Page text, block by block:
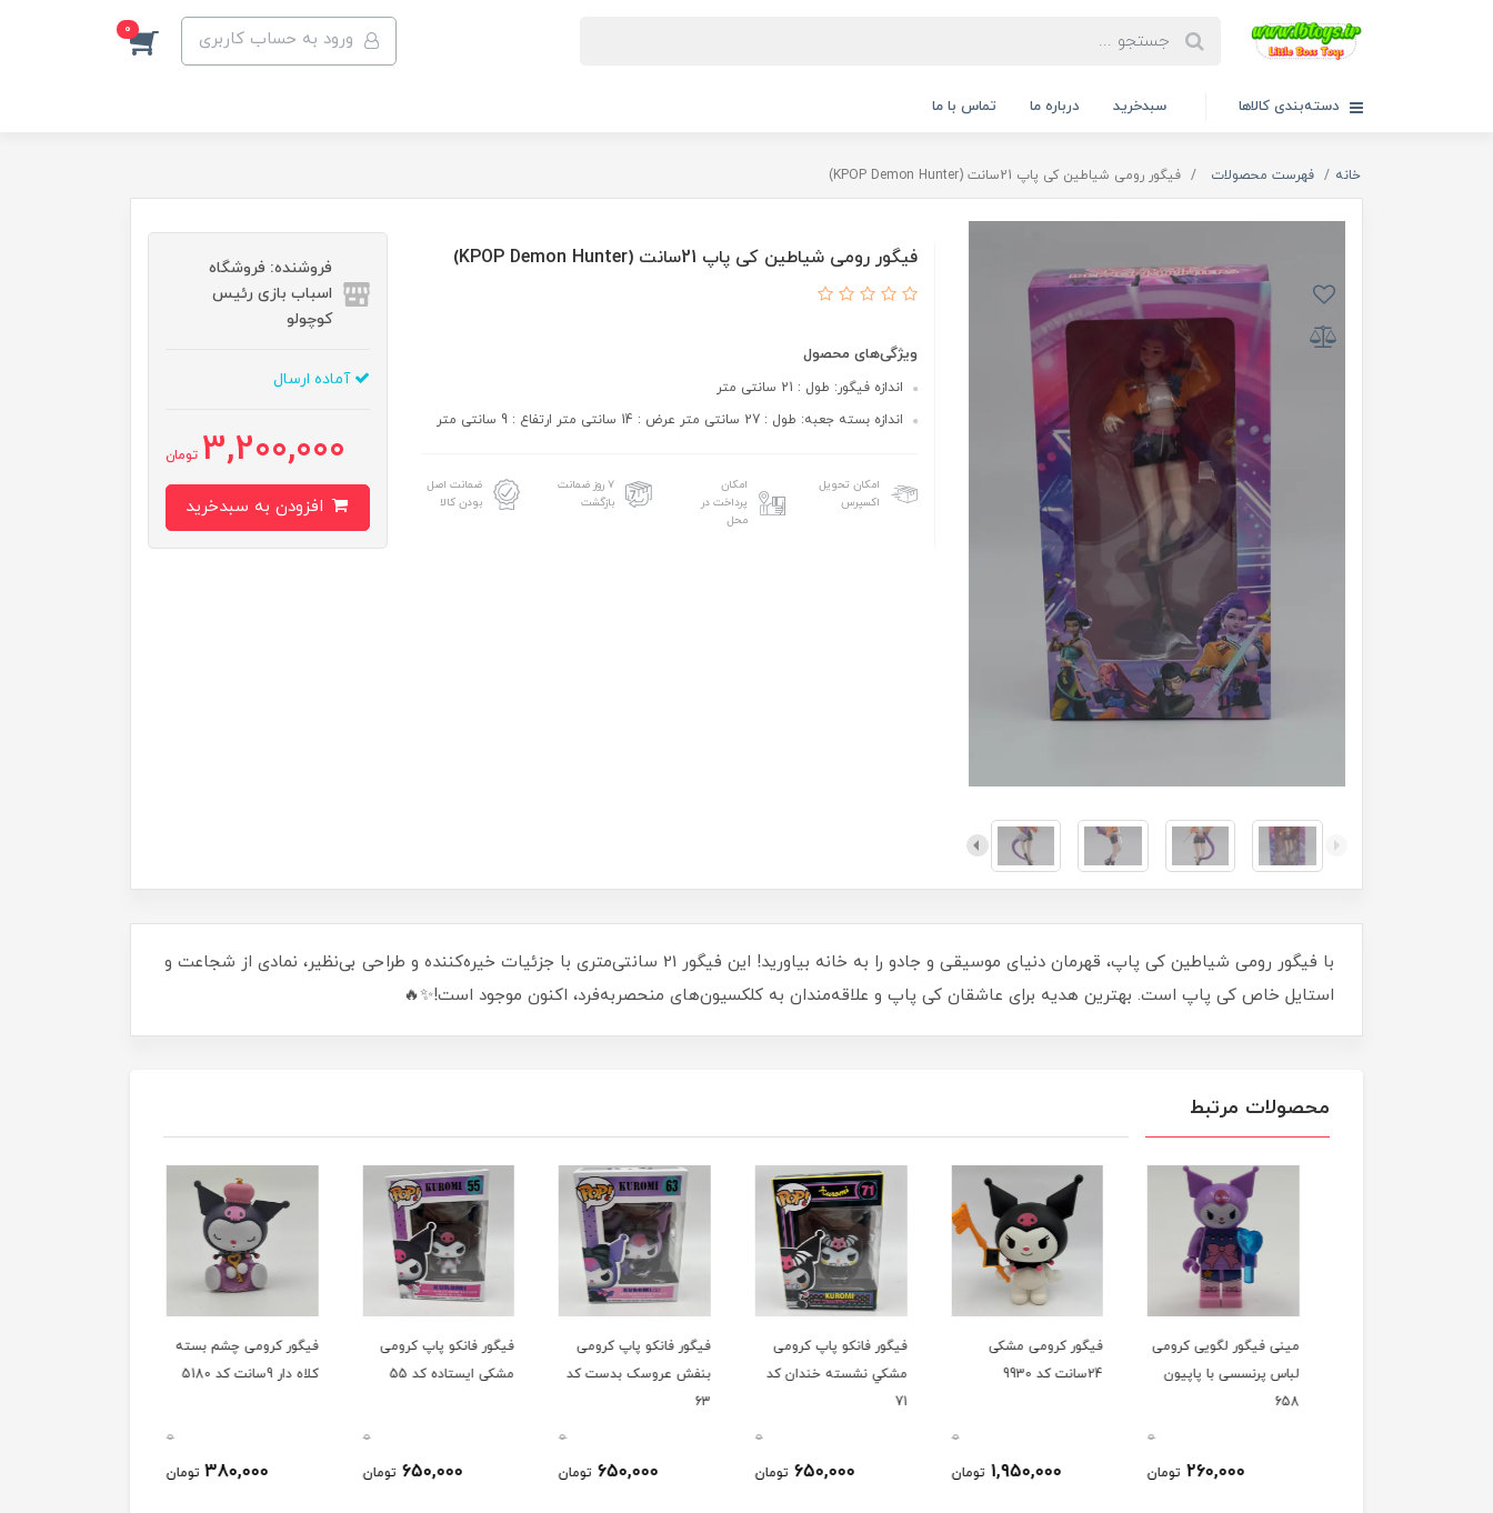
ورود به حساب کاربری 0
دسته‌بندی کالاها سبدخرید درباره ما تماس با ما
خانه فهرست محصولات فیگور رومی شیاطین کی پاپ 21سانت (KPOP Demon Hunter)
فیگور رومی شیاطین کی پاپ 21سانت (KPOP Demon Hunter)
ویژگی‌های محصول
اندازه فیگور: طول : 21 سانتی متر
اندازه بسته جعبه: طول : 27 سانتی متر عرض : 14 سانتی متر ارتفاع : 9 سانتی متر
امکان تحویل
اکسپرس
امکان
پرداخت در
محل
۷ روز ضمانت
بازگشت
ضمانت اصل
بودن کالا
فروشنده: فروشگاه
اسباب بازی رئیس
کوچولو
آماده ارسال
3,200,000 تومان
با فیگور رومی شیاطین کی پاپ، قهرمان دنیای موسیقی و جادو را به خانه بیاورید! این فیگور 21 سانتی‌متری با جزئیات خیره‌کننده و طراحی بی‌نظیر، نمادی از شجاعت و
استایل خاص کی پاپ است. بهترین هدیه برای عاشقان کی پاپ و علاقه‌مندان به کلکسیون‌های منحصربه‌فرد، اکنون موجود است!✨🔥
محصولات مرتبط
مینی فیگور لگویی کرومی
لباس پرنسسی با پاپیون
658
260,000 تومان
فیگور کرومی مشکی
1,950,000 تومان
فیگور فانکو پاپ کرومی
مشکي نشسته خندان کد
650,000 تومان
فیگور فانکو پاپ کرومی
بنفش عروسک بدست کد
650,000 تومان
فیگور فانکو پاپ کرومی
مشکی ایستاده کد 55
650,000 تومان
فیگور کرومی چشم بسته
کلاه دار 9سانت کد 5180
380,000 تومان